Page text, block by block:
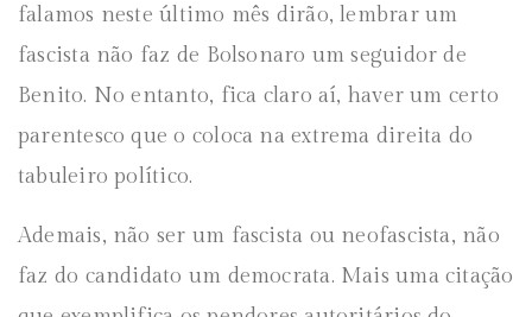
falamos neste último mês dirão, lembrar um
fascista não faz de Bolsonaro um seguidor de
Benito. No entanto, fica claro aí, haver um certo
parentesco que o coloca na extrema direita do
tabuleiro político.
Ademais, não ser um fascista ou neofascista, não
faz do candidato um democrata. Mais uma citação